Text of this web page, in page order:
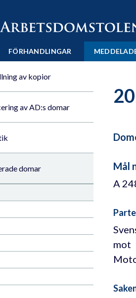
FÖRHANDLINGAR
av kopior
av AD:s domar
domar
Mål
A
mot